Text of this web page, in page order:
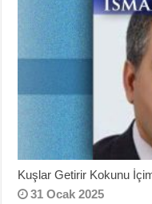
Kuşlar Getirir Kokunu
31 Ocak 2025